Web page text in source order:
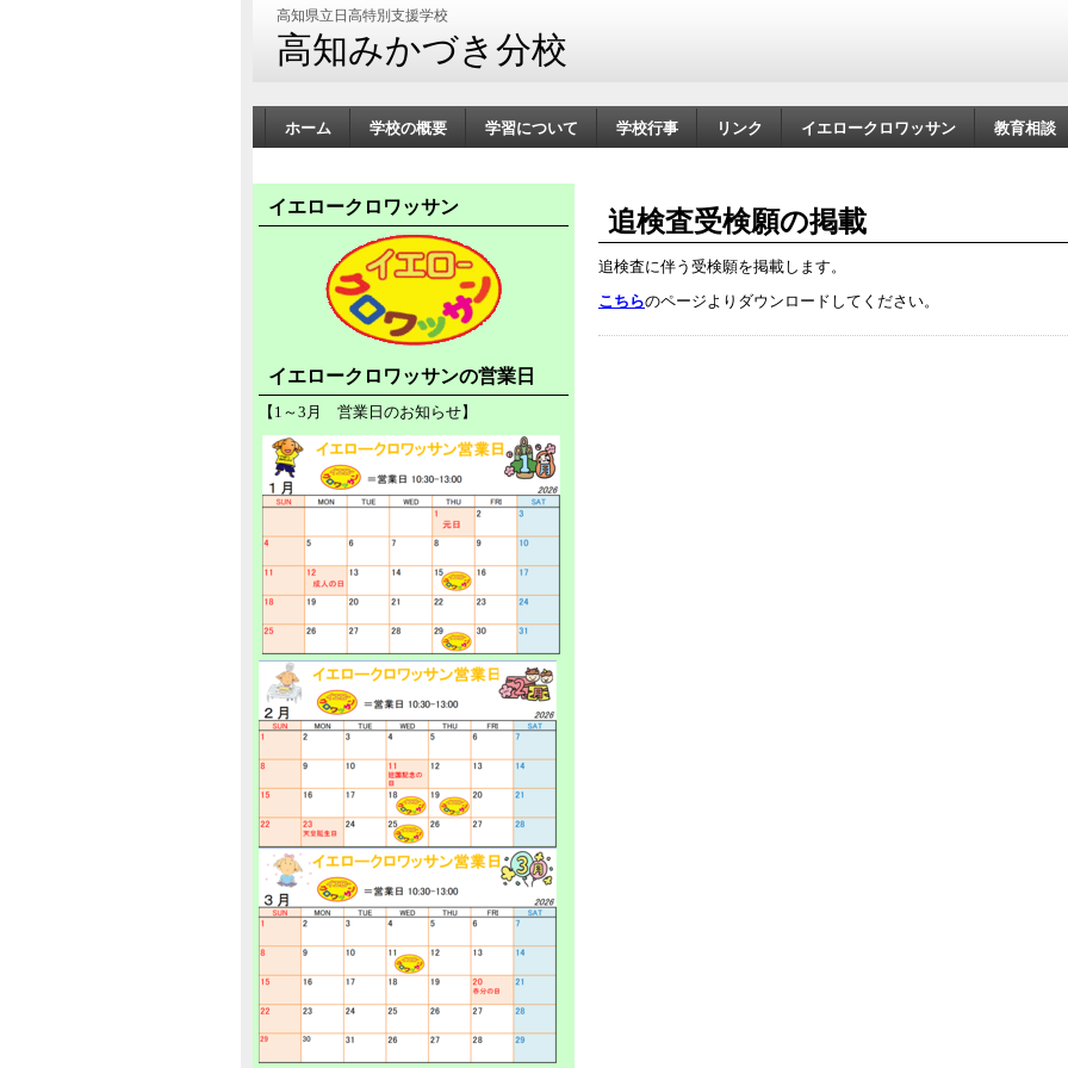
高知県立日高特別支援学校
高知みかづき分校
ホーム 学校の概要 学習について 学校行事 リンク イエロークロワッサン 教育相談
イエロークロワッサン
イエロークロワッサンの営業日
【1～3月 営業日のお知らせ】
追検査受検願の掲載
追検査に伴う受検願を掲載します。
こちらのページよりダウンロードしてください。